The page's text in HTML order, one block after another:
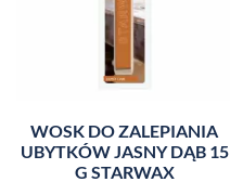
WOSK DO ZALEPIANIA
UBYTKÓW JASNY DĄB 15
G STARWAX